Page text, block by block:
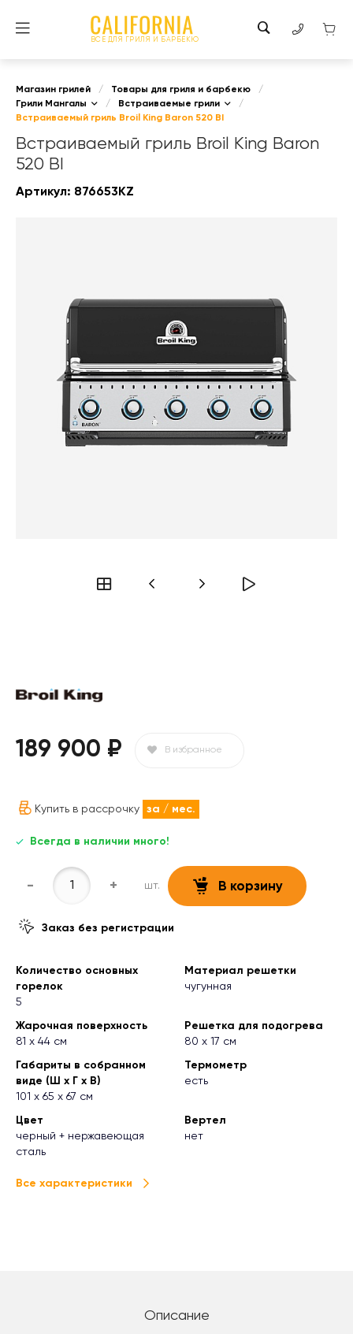
ВСЕ ДЛЯ ГРИЛЯ И БАРБЕКЮ
Магазин грилей / Товары для гриля и барбекю
/
Грили Мангалы
/ Встраиваемые грили
/
Встраиваемый гриль Broil King Baron 520 BI
Встраиваемый гриль Broil King Baron
520 BI
Артикул: 876653KZ
189 900 ₽ В избранное
Купить в рассрочку за / мес.
Всегда в наличии много!
- + шт. В корзину
Заказ без регистрации
Количество основных
горелок
5
Материал решетки
чугунная
Жарочная поверхность
81 х 44 см
Решетка для подогрева
80 х 17 см
Габариты в собранном
виде (Ш х Г х В)
101 х 65 х 67 см
Термометр
есть
Цвет
черный + нержавеющая
сталь
Вертел
нет
Все характеристики
Описание